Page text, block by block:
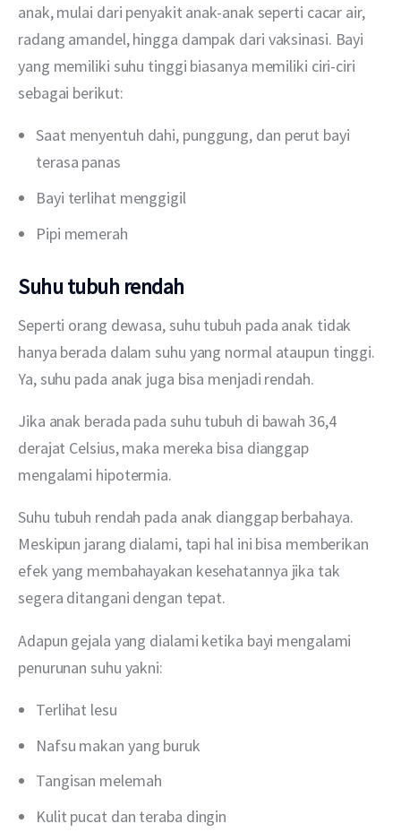
anak, mulai dari penyakit anak-anak seperti cacar air,
radang amandel, hingga dampak dari vaksinasi. Bayi
yang memiliki suhu tinggi biasanya memiliki ciri-ciri
sebagai berikut:
Saat menyentuh dahi, punggung, dan perut bayi
terasa panas
Bayi terlihat menggigil
Pipi memerah
Suhu tubuh rendah
Seperti orang dewasa, suhu tubuh pada anak tidak
hanya berada dalam suhu yang normal ataupun tinggi.
Ya, suhu pada anak juga bisa menjadi rendah.
Jika anak berada pada suhu tubuh di bawah 36,4
derajat Celsius, maka mereka bisa dianggap
mengalami hipotermia.
Suhu tubuh rendah pada anak dianggap berbahaya.
Meskipun jarang dialami, tapi hal ini bisa memberikan
efek yang membahayakan kesehatannya jika tak
segera ditangani dengan tepat.
Adapun gejala yang dialami ketika bayi mengalami
penurunan suhu yakni:
Terlihat lesu
Nafsu makan yang buruk
Tangisan melemah
Kulit pucat dan teraba dingin